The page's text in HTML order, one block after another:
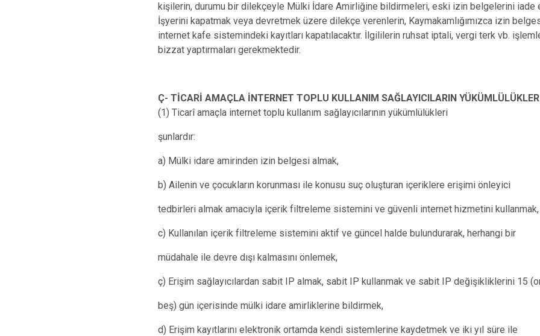
kişilerin, durumu bir dilekçeyle Mülki İdare Amirliğine bildirmeleri, eski izin belgelerini iade
İşyerini kapatmak veya devretmek üzere dilekçe verenlerin, Kaymakamlığımızca izin
internet kafe sistemindeki kayıtları kapatılacaktır. İlgililerin ruhsat iptali, vergi terk vb.
bizzat yaptırmaları gerekmektedir.
Ç- TİCARİ AMAÇLA İNTERNET TOPLU KULLANIM SAĞLAYICILARIN
(1) Ticarî amaçla internet toplu kullanım sağlayıcılarının yükümlülükleri
şunlardır:
a) Mülki idare amirinden izin belgesi almak,
b) Ailenin ve çocukların korunması ile konusu suç oluşturan içeriklere erişimi önleyici
tedbirleri almak amacıyla içerik filtreleme sistemini ve güvenli internet hizmetini kullanmak,
c) Kullanılan içerik filtreleme sistemini aktif ve güncel halde bulundurarak, herhangi bir
müdahale ile devre dışı kalmasını önlemek,
ç) Erişim sağlayıcılardan sabit IP almak, sabit IP kullanmak ve sabit IP değişikliklerini 15
beş) gün içerisinde mülki idare amirliklerine bildirmek,
d) Erişim kayıtlarını elektronik ortamda kendi sistemlerine kaydetmek ve iki yıl süre ile